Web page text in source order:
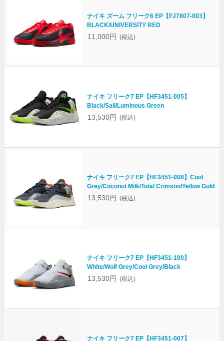
ナイキ ズーム フリーク6 EP【FJ7807-003】
BLACK/UNIVERSITY RED
11,000円 (税込)
ナイキ フリーク7 EP【HF3451-005】
Black/Sail/Luminous Green
13,530円 (税込)
ナイキ フリーク7 EP【HF3451-008】Cool
Grey/Coconut Milk/Total Crimson/Yellow Gold
13,530円 (税込)
ナイキ フリーク7 EP【HF3451-100】
White/Wolf Grey/Cool Grey/Black
13,530円 (税込)
ナイキ フリーク7 EP【HF3451-007】